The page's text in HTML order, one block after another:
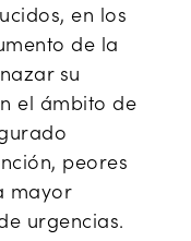
en los
de la
su
el ámbito de
peores
mayor
urgencias.